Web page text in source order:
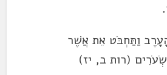
וַתַּחְבֹּט אֵת אֲשֶׁר
שְׂעֹרִים (רות ב, יז)